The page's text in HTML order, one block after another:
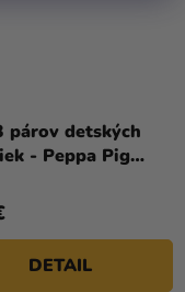
párov detských
- Peppa Pig
DETAIL